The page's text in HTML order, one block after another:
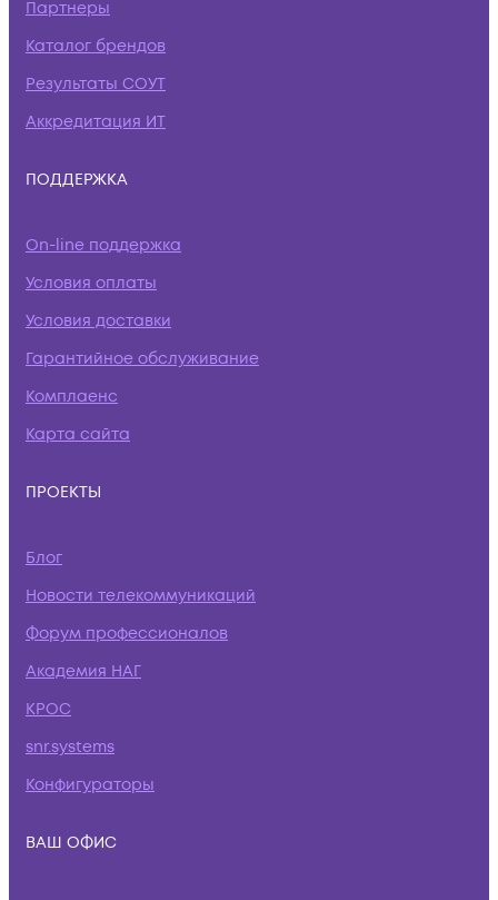
Партнеры
Каталог брендов
Результаты СОУТ
Аккредитация ИТ
ПОДДЕРЖКА
On-line поддержка
Условия оплаты
Условия доставки
Гарантийное обслуживание
Комплаенс
Карта сайта
ПРОЕКТЫ
Блог
Новости телекоммуникаций
Форум профессионалов
Академия НАГ
КРОС
snr.systems
Конфигураторы
ВАШ ОФИС